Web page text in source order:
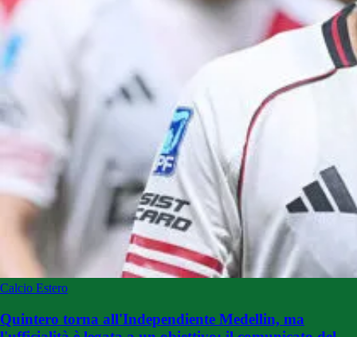
Calcio Estero
Quintero torna all'Independiente Medellin, ma